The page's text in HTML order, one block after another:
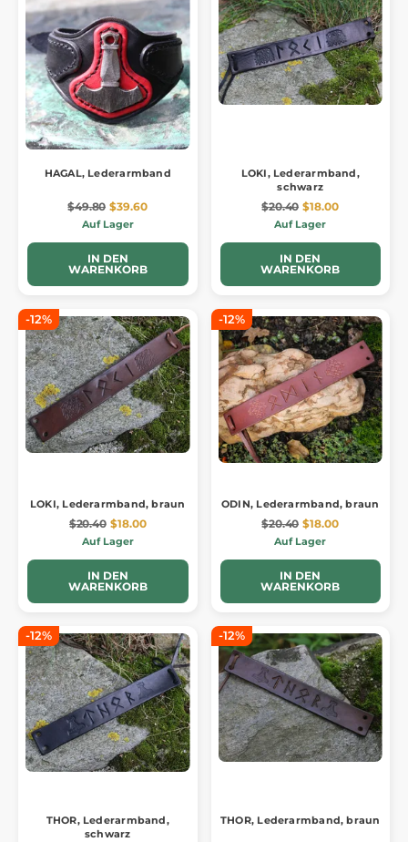
HAGAL, Lederarmband
$49.80 $39.60
Auf Lager
IN DEN
WARENKORB
LOKI, Lederarmband,
schwarz
$20.40 $18.00
Auf Lager
IN DEN
WARENKORB
-12%
LOKI, Lederarmband, braun
$20.40 $18.00
Auf Lager
IN DEN
WARENKORB
-12%
ODIN, Lederarmband, braun
$20.40 $18.00
Auf Lager
IN DEN
WARENKORB
-12%
THOR, Lederarmband,
schwarz
-12%
THOR, Lederarmband, braun